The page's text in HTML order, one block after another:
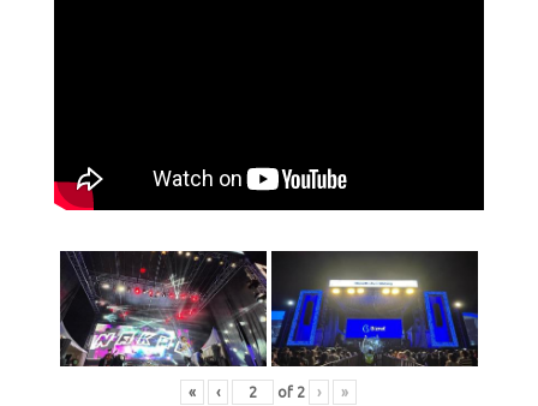
« ‹ of 2 › »